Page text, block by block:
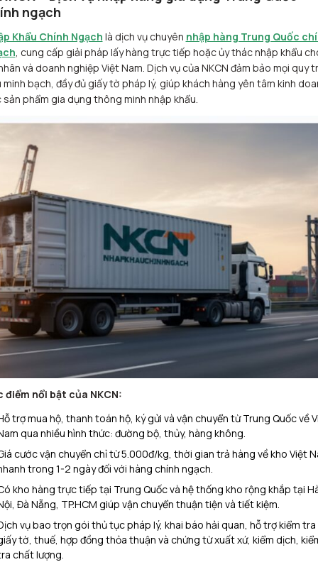
ngạch
Khẩu Chính Ngạch là dịch vụ chuyên nhập hàng Trung Quốc
, cung cấp giải pháp lấy hàng trực tiếp hoặc ủy thác nhập khẩu
và doanh nghiệp Việt Nam. Dịch vụ của NKCN đảm bảo mọi quy
minh bạch, đầy đủ giấy tờ pháp lý, giúp khách hàng yên tâm kinh
sản phẩm gia dụng thông minh nhập khẩu.
điểm nổi bật của NKCN:
trợ mua hộ, thanh toán hộ, ký gửi và vận chuyển từ Trung Quốc về
qua nhiều hình thức: đường bộ, thủy, hàng không.
cước vận chuyển chỉ từ 5.000đ/kg, thời gian trả hàng về kho Việt
trong 1-2 ngày đối với hàng chính ngạch.
kho hàng trực tiếp tại Trung Quốc và hệ thống kho rộng khắp tại
Đà Nẵng, TP.HCM giúp vận chuyển thuận tiện và tiết kiệm.
vụ bao trọn gói thủ tục pháp lý, khai báo hải quan, hỗ trợ kiểm tra
tờ, thuế, hợp đồng thỏa thuận và chứng từ xuất xứ, kiểm dịch,
chất lượng.